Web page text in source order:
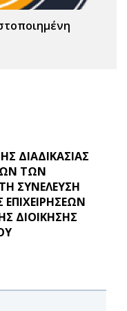
ΔΙΑΔΙΚΑΣΙΑΣ
ΤΩΝ
ΣΥΝΕΛΕΥΣΗ
ΔΙΟΙΚΗΣΗΣ